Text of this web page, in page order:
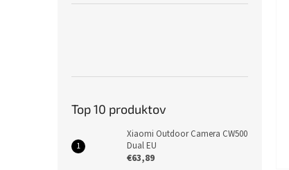
Top 10 produktov
Xiaomi Outdoor Camera CW500
Dual EU
€63,89